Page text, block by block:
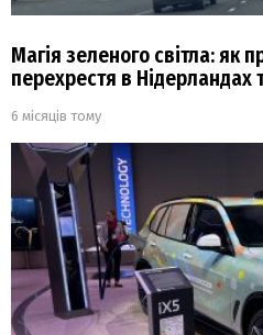
Магія зеленого світла: як
перехрестя в Нідерландах
6 місяців тому